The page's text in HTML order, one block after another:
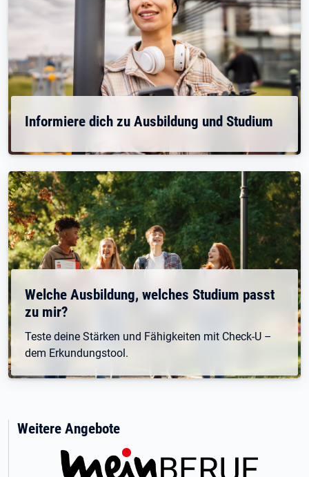
Informiere dich zu Ausbildung und Studium
Welche Ausbildung, welches Studium passt
zu mir?
Teste deine Stärken und Fähigkeiten mit Check-U –
dem Erkundungstool.
Weitere Angebote